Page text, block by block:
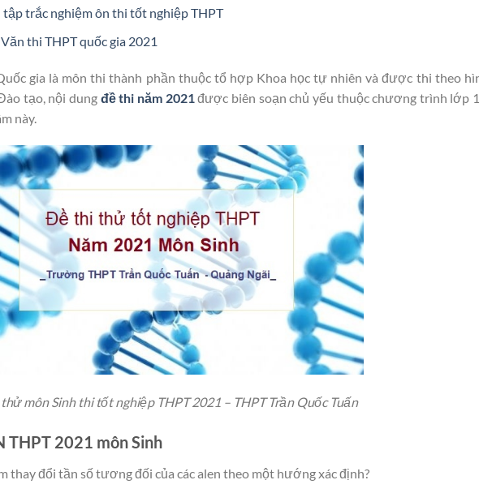
trắc nghiệm ôn thi tốt nghiệp THPT
thi THPT quốc gia 2021
gia là môn thi thành phần thuộc tổ hợp Khoa học tự nhiên và được thi theo
tạo, nội dung đề thi năm 2021được biên soạn chủ yếu thuộc chương trình lớp
này.
môn Sinh thi tốt nghiệp THPT 2021 – THPT Trần Quốc Tuấn
THPT 2021 môn Sinh
thay đổi tần số tương đối của các alen theo một hướng xác định?